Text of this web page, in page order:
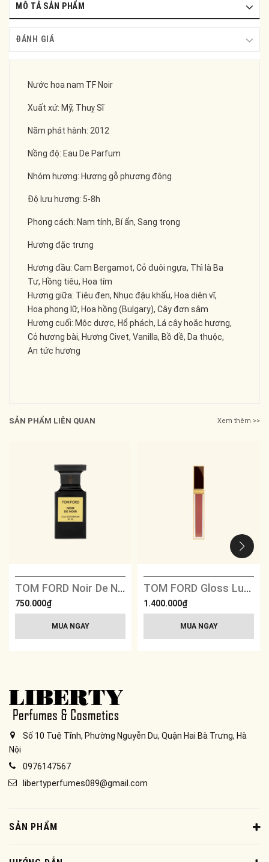
MÔ TẢ SẢN PHẨM
ĐÁNH GIÁ
Nước hoa nam TF Noir
Xuất xứ: Mỹ, Thuỵ Sĩ
Năm phát hành: 2012
Nồng độ: Eau De Parfum
Nhóm hương: Hương gỗ phương đông
Độ lưu hương: 5-8h
Phong cách: Nam tính, Bí ẩn, Sang trọng
Hương đặc trưng
Hương đầu: Cam Bergamot, Cỏ đuôi ngựa, Thì là Ba
Tư, Hồng tiêu, Hoa tím
Hương giữa: Tiêu đen, Nhục đậu khấu, Hoa diên vĩ,
Hoa phong lữ, Hoa hồng (Bulgary), Cây đơn sâm
Hương cuối: Mộc dược, Hổ phách, Lá cây hoắc hương,
Cỏ hương bài, Hương Civet, Vanilla, Bồ đề, Da thuộc,
An tức hương
SẢN PHẨM LIÊN QUAN Xem thêm >>
TOM FORD Noir De Noir
750.000₫
MUA NGAY
TOM FORD Gloss Luxe - 22 Sunrise Pink
1.400.000₫
MUA NGAY
Số 10 Tuệ Tĩnh, Phường Nguyễn Du, Quận Hai Bà Trưng, Hà
Nội
0976147567
libertyperfumes089@gmail.com
SẢN PHẨM